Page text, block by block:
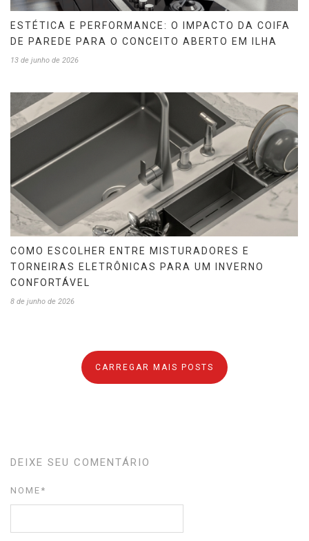
ESTÉTICA E PERFORMANCE: O IMPACTO DA COIFA
DE PAREDE PARA O CONCEITO ABERTO EM ILHA
13 de junho de 2026
COMO ESCOLHER ENTRE MISTURADORES E
TORNEIRAS ELETRÔNICAS PARA UM INVERNO
CONFORTÁVEL
8 de junho de 2026
CARREGAR MAIS POSTS
DEIXE SEU COMENTÁRIO
NOME *